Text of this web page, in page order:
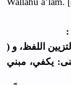
:
اللفظ، و (
يكفي، مبني